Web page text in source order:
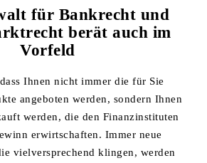
für Bankrecht und
berät auch im
Vorfeld
Ihnen nicht immer die für Sie
angeboten werden, sondern Ihnen
werden, die den Finanzinstituten
erwirtschaften. Immer neue
vielversprechend klingen, werden